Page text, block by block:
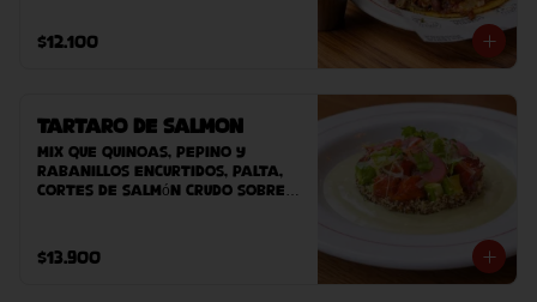
$12.100
Tartaro de Salmon
Mix que quinoas, pepino y
rabanillos encurtidos, palta,
cortes de salmón crudo sobre
nuestro pan casero.
$13.900